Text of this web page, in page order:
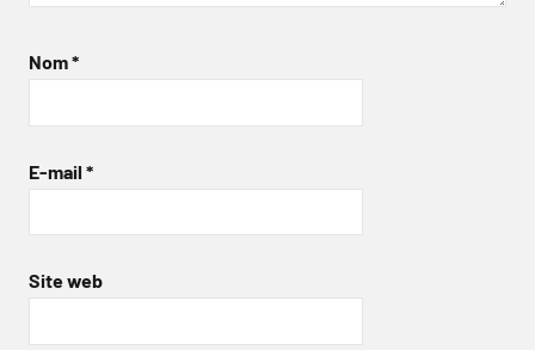
Nom*
E-mail *
Site web